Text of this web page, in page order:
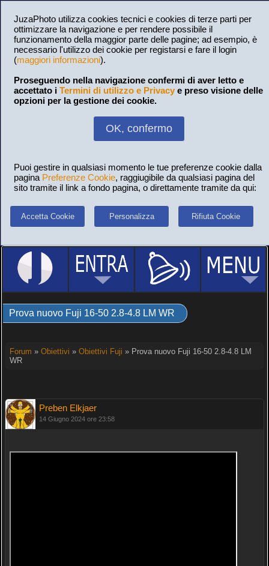
JuzaPhoto utilizza cookies tecnici e cookies di terze parti per
ottimizzare la navigazione e per rendere possibile il
funzionamento della maggior parte delle pagine; ad esempio, è
necessario l'utilizzo dei cookie per registarsi e fare il login
(maggiori informazioni).
Proseguendo nella navigazione confermi di aver letto e
accettato i Termini di utilizzo e Privacy e preso visione delle
opzioni per la gestione dei cookie.
OK, confermo
Puoi gestire in qualsiasi momento le tue preferenze cookie dalla
pagina Preferenze Cookie, raggiugibile da qualsiasi pagina del
sito tramite il link a fondo pagina, o direttamente tramite da qui:
Accetta Cookie Personalizza Rifiuta Cookie
Prova nuovo Fuji 16-50 2.8-4.8 LM WR
Forum » Obiettivi » Obiettivi Fuji » Prova nuovo Fuji 16-50 2.8-4.8 LM
WR
Preben Elkjaer
14 Giugno 2024 ore 23:58